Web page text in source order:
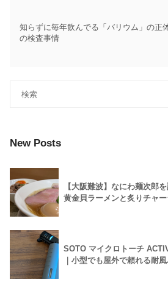
知らずに毎年飲んでる「バリウム」の正
の検査事情
New Posts
【大阪難波】なにわ麺次郎
黄金貝ラーメンと炙りチャ
SOTO マイクロトーチ
｜小型でも屋外で頼れる耐